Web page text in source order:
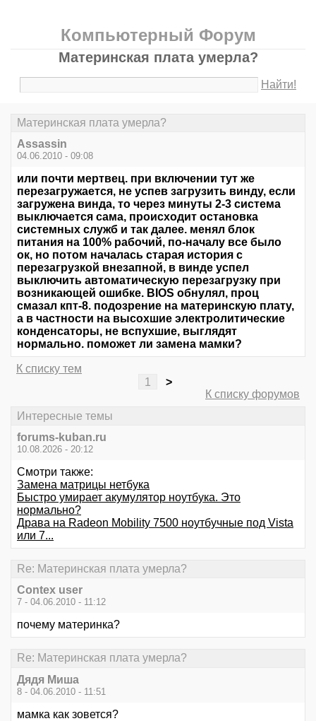
Компьютерный Форум
Материнская плата умерла?
Найти!
Материнская плата умерла?
Assassin
04.06.2010 - 09:08
или почти мертвец. при включении тут же
перезагружается, не успев загрузить винду, если
загружена винда, то через минуты 2-3 система
выключается сама, происходит остановка
системных служб и так далее. менял блок
питания на 100% рабочий, по-началу все было
ок, но потом началась старая история с
перезагрузкой внезапной, в винде успел
выключить автоматическую перезагрузку при
возникающей ошибке. BIOS обнулял, проц
смазал кпт-8. подозрение на материнскую плату,
а в частности на высохшие электролитические
конденсаторы, не вспухшие, выглядят
нормально. поможет ли замена мамки?
К списку тем
1
>
К списку форумов
Интересные темы
forums-kuban.ru
10.08.2026 - 20:12
Смотри также:
Замена матрицы нетбука
Быстро умирает акумулятор ноутбука. Это
нормально?
Драва на Radeon Mobility 7500 ноутбучные под Vista
или 7...
Re: Материнская плата умерла?
Contex user
7 - 04.06.2010 - 11:12
почему материнка?
Re: Материнская плата умерла?
Дядя Миша
8 - 04.06.2010 - 11:51
мамка как зовется?